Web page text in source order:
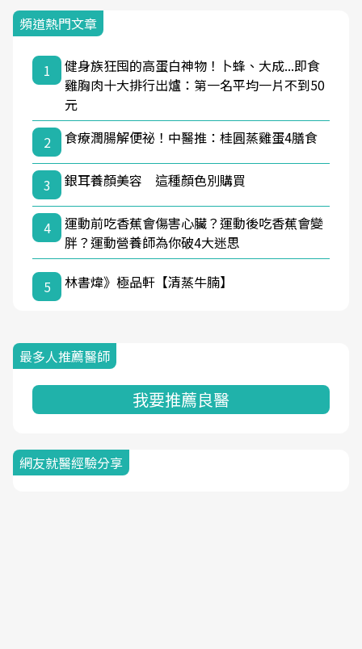
頻道熱門文章
1
健身族狂囤的高蛋白神物！卜蜂、大成...即食
雞胸肉十大排行出爐：第一名平均一片不到50
元
2
食療潤腸解便祕！中醫推：桂圓蒸雞蛋4膳食
3 銀耳養顏美容 這種顏色別購買
4
運動前吃香蕉會傷害心臟？運動後吃香蕉會變
胖？運動營養師為你破4大迷思
5 林書煒》極品軒【清蒸牛腩】
最多人推薦醫師
我要推薦良醫
網友就醫經驗分享